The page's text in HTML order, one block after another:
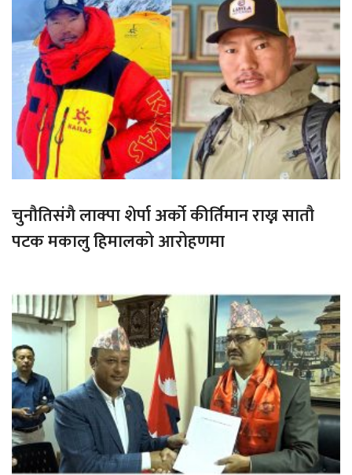
चुनौतिसंगै लाक्पा शेर्पा अर्को कीर्तिमान राख्न सातौ
पटक मकालु हिमालको आरोहणमा